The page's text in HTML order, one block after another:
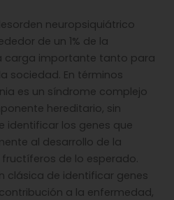
neuropsiquiátrico
de un 1% de la
carga importante tanto para
sociedad. En términos
es un síndrome complejo
hereditario, sin
identificar los genes que
al desarrollo de la
de lo esperado.
clásica de identificar genes
a la enfermedad,